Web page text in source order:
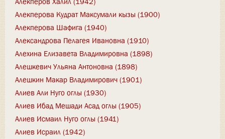
Алекперова Кудрат Максумали кызы (1900)
Алекперова Шафига (1940)
Александрова Пелагея Ивановна (1910)
Алехина Елизавета Владимировна (1898)
Алешкевич Ульяна Антоновна (1898)
Алешкин Макар Владимирович (1901)
Алиев Али Нуго оглы (1930)
Алиев Ибад Мешади Асад оглы (1905)
Алиев Исмаил Нуго оглы (1941)
Алиев Исраил (1942)